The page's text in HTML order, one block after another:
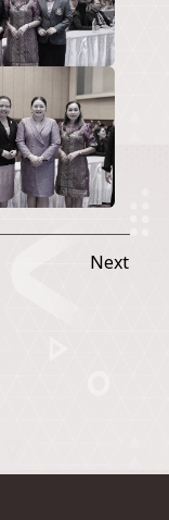
Next